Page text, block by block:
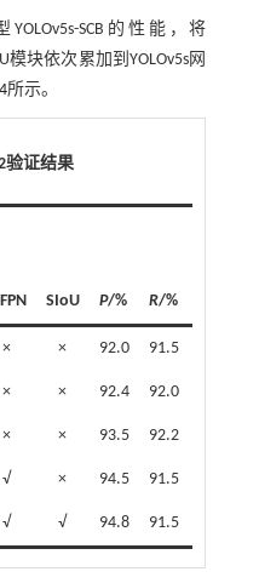
SCB的性能，将
模块依次累加到YOLOv5s网
所示。
验证结果
SIoU P/% R/%
× × 92.0 91.5
× × 92.4 92.0
× × 93.5 92.2
√ × 94.5 91.5
√ √ 94.8 91.5